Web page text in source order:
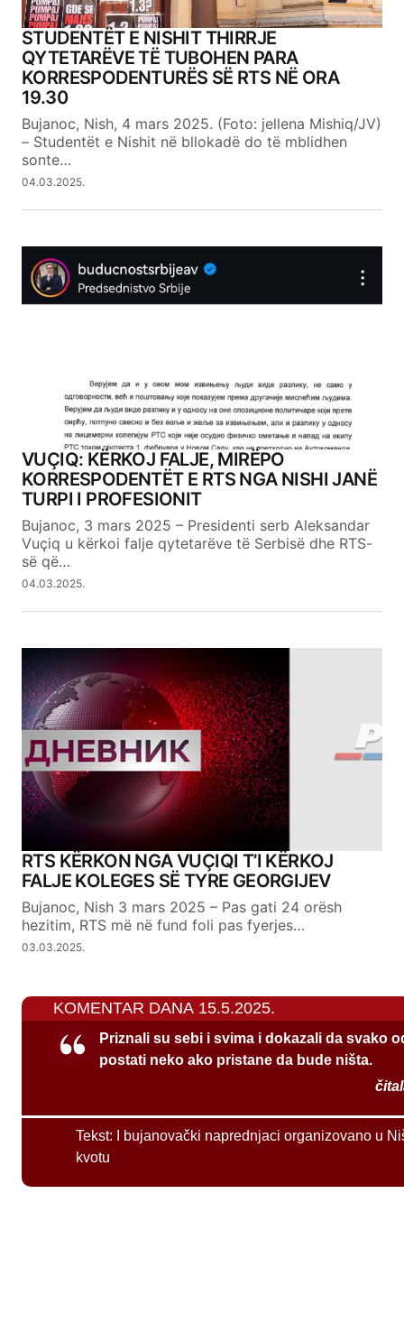
STUDENTËT E NISHIT THIRRJE
QYTETARËVE TË TUBOHEN PARA
KORRESPODENTURËS SË RTS NË ORA
19.30
Bujanoc, Nish, 4 mars 2025. (Foto: jellena Mishiq/JV)
– Studentët e Nishit në bllokadë do të mblidhen
sonte…
04.03.2025.
VUÇIQ: KËRKOJ FALJE, MIRËPO
KORRESPODENTËT E RTS NGA NISHI JANË
TURPI I PROFESIONIT
Bujanoc, 3 mars 2025 – Presidenti serb Aleksandar
Vuçiq u kërkoi falje qytetarëve të Serbisë dhe RTS-
së që…
04.03.2025.
RTS KËRKON NGA VUÇIQI T’I KËRKOJ
FALJE KOLEGES SË TYRE GEORGIJEV
Bujanoc, Nish 3 mars 2025 – Pas gati 24 orësh
hezitim, RTS më në fund foli pas fyerjes…
03.03.2025.
KOMENTAR DANA 15.5.2025.
Priznali su sebi i svima i dokazali da svako
postati neko ako pristane da bude ništa.
Tekst:
I bujanovački naprednjaci organizovano u
kvotu